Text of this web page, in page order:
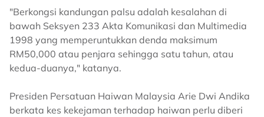
"Berkongsi kandungan palsu adalah kesalahan di
bawah Seksyen 233 Akta Komunikasi dan Multimedia
1998 yang memperuntukkan denda maksimum
RM50,000 atau penjara sehingga satu tahun, atau
kedua-duanya," katanya.
Presiden Persatuan Haiwan Malaysia Arie Dwi Andika
berkata kes kekejaman terhadap haiwan perlu diberi